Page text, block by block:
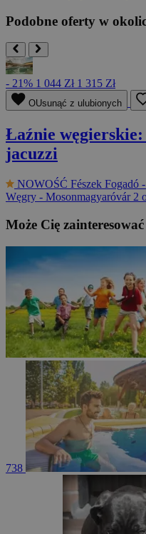
Podobne oferty w
- 21% 1 044 Zł 1 315 Zł
OUsunąć z ulubionych
Łaźnie
jacuzzi
NOWOŚĆ Fészek Fogadó
Węgry - Mosonmagyaróvár 2
Może Cię zainteresować
738